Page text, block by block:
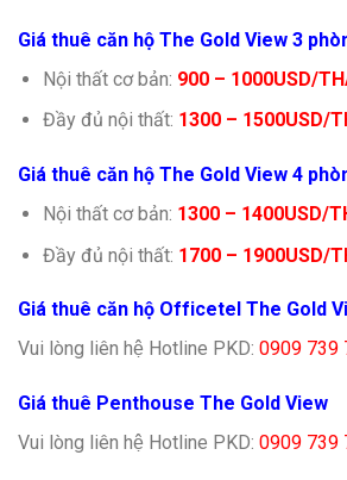
Giá thuê căn hộ The Gold View 3
Nội thất cơ bản: 900 – 1000USD/
Đầy đủ nội thất: 1300 – 1500USD/
Giá thuê căn hộ The Gold View 4
Nội thất cơ bản: 1300 – 1400USD/
Đầy đủ nội thất: 1700 – 1900USD/
Giá thuê căn hộ Officetel The Gold
Vui lòng liên hệ Hotline PKD: 0909 739
Giá thuê Penthouse The Gold View
Vui lòng liên hệ Hotline PKD: 0909 739